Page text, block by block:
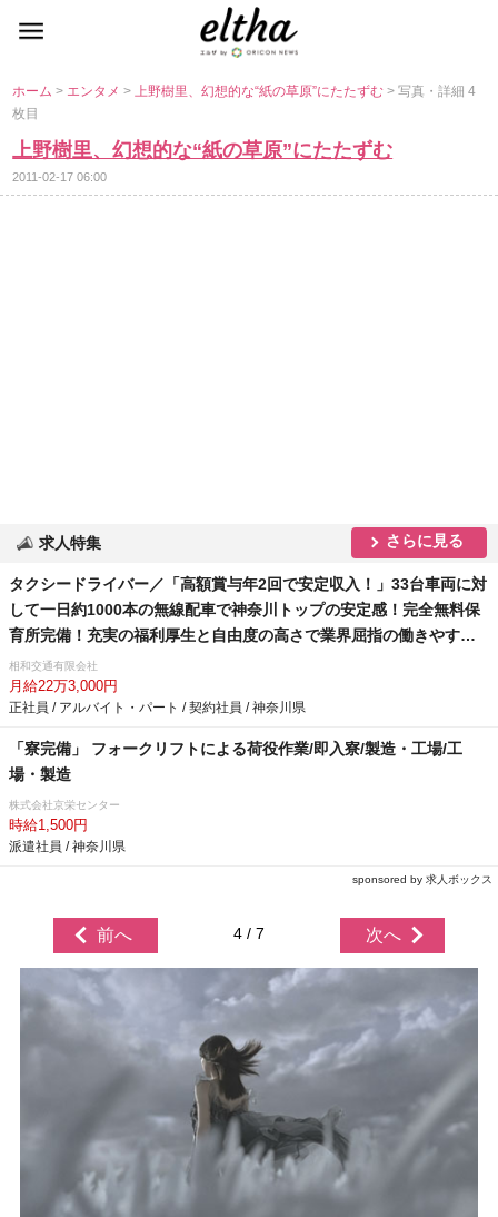
ホーム> エンタメ>上野樹里、幻想的な“紙の草原”にたたずむ> 写真・詳細 4
枚目
上野樹里、幻想的な“紙の草原”にたたずむ
2011-02-17 06:00
求人特集 さらに見る
タクシードライバー／「高額賞与年2回で安定収入！」33台車両に対
して一日約1000本の無線配車で神奈川トップの安定感！完全無料保
育所完備！充実の福利厚生と自由度の高さで業界屈指の働きやすさ
を実現しています！
相和交通有限会社
月給22万3,000円
正社員 / アルバイト・パート / 契約社員 / 神奈川県
「寮完備」 フォークリフトによる荷役作業/即入寮/製造・工場/工
場・製造
株式会社京栄センター
時給1,500円
派遣社員 / 神奈川県
sponsored by 求人ボックス
前へ 4 / 7 次へ